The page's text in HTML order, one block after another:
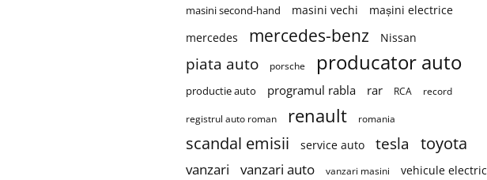
masini second-hand masini vechi
mașini electrice
mercedes
mercedes-benz Nissan
piata auto porsche producator auto
productie auto programul rabla rar RCA record
registrul auto roman renault romania
scandal emisii service auto tesla toyota
vanzari vanzari auto vanzari masini vehicule